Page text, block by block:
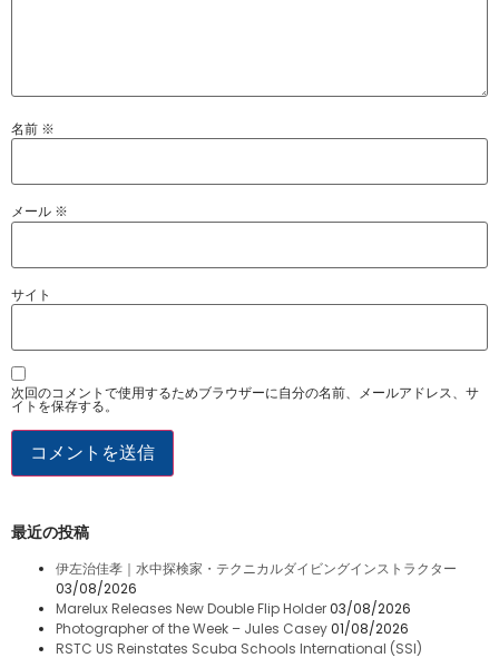
名前 ※
メール ※
サイト
次回のコメントで使用するためブラウザーに自分の名前、メールアドレス、サ
イトを保存する。
最近の投稿
伊左治佳孝｜水中探検家・テクニカルダイビングインストラクター
03/08/2026
Marelux Releases New Double Flip Holder03/08/2026
Photographer of the Week – Jules Casey01/08/2026
RSTC US Reinstates Scuba Schools International (SSI)